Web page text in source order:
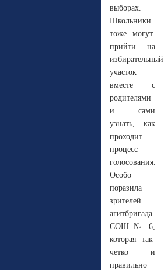
выборах.
Школьники
тоже могут
прийти на
избирательный
участок
вместе с
родителями
и сами
узнать, как
проходит
процесс
голосования.
Особо
поразила
зрителей
агитбригада
СОШ № 6,
которая так
четко и
правильно